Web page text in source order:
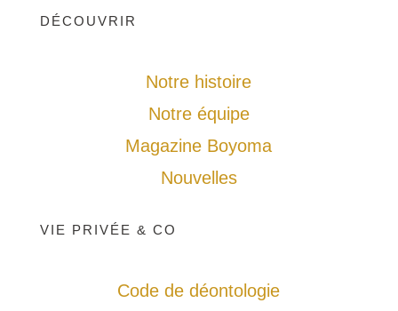
DÉCOUVRIR
Notre histoire
Notre équipe
Magazine Boyoma
Nouvelles
VIE PRIVÉE & CO
Code de déontologie